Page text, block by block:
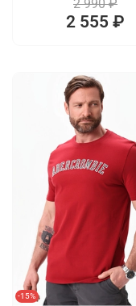
2 990 ₽
2 555 ₽
-15%